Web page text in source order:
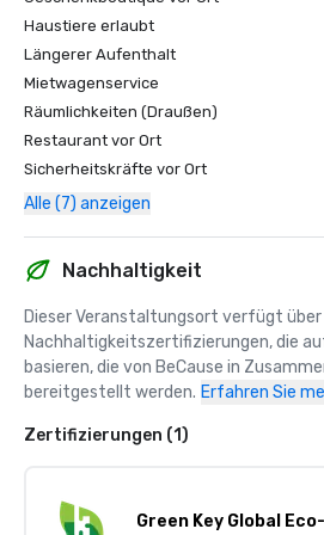
Haustiere erlaubt
Längerer Aufenthalt
Mietwagenservice
Räumlichkeiten (Draußen)
Restaurant vor Ort
Sicherheitskräfte vor Ort
Alle (7) anzeigen
Nachhaltigkeit
Dieser Veranstaltungsort verfügt
Nachhaltigkeitszertifizierungen, die
basieren, die von BeCause in
bereitgestellt werden. Erfahren Sie
Zertifizierungen (1)
Green Key Global